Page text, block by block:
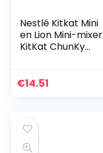
Nestlé Kitkat Mini
en Lion Mini-mixer
KitKat ChunKy
€14.51